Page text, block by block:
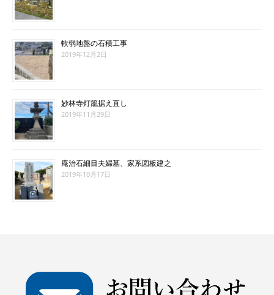
軟弱地盤の石積工事
2019年12月2日
妙林寺灯籠据え直し
2019年11月29日
庵治石細目夫婦墓、家系図板建之
2019年10月17日